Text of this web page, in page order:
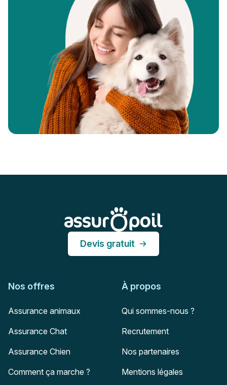
Devis gratuit
Nos offres
Assurance animaux
Assurance Chat
Assurance Chien
Comment ça marche ?
À propos
Qui sommes-nous ?
Recrutement
Nos partenaires
Mentions légales